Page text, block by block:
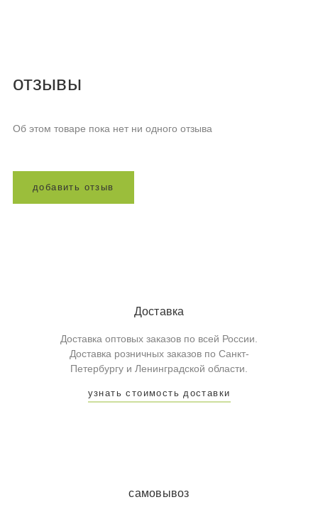
отзывы
Об этом товаре пока нет ни одного отзыва
добавит ь отз ыв
Доставка
Доставка оптовых заказов по всей России.
Доставка розничных заказов по Санкт-
Петербургу и Ленинградской области.
узнать стоимость доставки
самовывоз